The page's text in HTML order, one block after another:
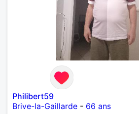
Philibert59
Brive-la-Gaillarde - 66 ans